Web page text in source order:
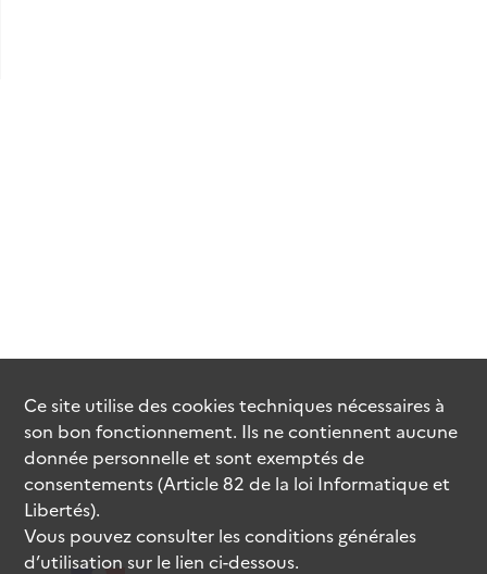
Ce site utilise descookiestechniques nécessaires à
son bon fonctionnement. Ils ne contiennent aucune
donnée personnelle et sont exemptés de
consentements (Article 82 de la loi Informatique et
Libertés).
Vous pouvez consulter les conditions générales
d’utilisation sur le lien ci-dessous.